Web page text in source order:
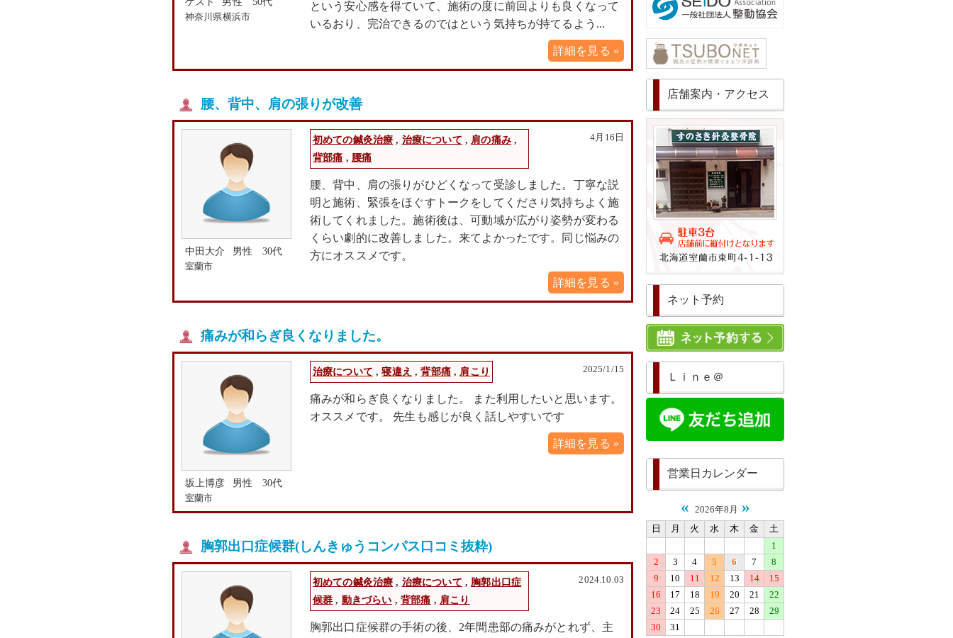
神奈川県横浜市
という安心感を得ていて、施術の度に前回よりも良くなって
いるおり、完治できるのではという気持ちが持てるよう...
詳細を見る »
腰、背中、肩の張りが改善
中田大介 男性 30代
室蘭市
初めての鍼灸治療 , 治療について , 肩の痛み,
背部痛 , 腰痛
4月16日
腰、背中、肩の張りがひどくなって受診しました。丁寧な説
明と施術、緊張をほぐすトークをしてくださり気持ちよく施
術してくれました。施術後は、可動域が広がり姿勢が変わる
くらい劇的に改善しました。来てよかったです。同じ悩みの
方にオススメです。
詳細を見る »
痛みが和らぎ良くなりました。
坂上博彦 男性 30代
室蘭市
治療について ,寝違え ,背部痛, 肩こり 2025/1/15
痛みが和らぎ良くなりました。 また利用したいと思います。
オススメです。 先生も感じが良く話しやすいです
詳細を見る »
胸郭出口症候群(しんきゅうコンパス口コミ抜粋)
初めての鍼灸治療 , 治療について , 胸郭出口症
候群 , 動きづらい ,背部痛 , 肩こり
2024.10.03
胸郭出口症候群の手術の後、2年間患部の痛みがとれず、主
店舗案内・アクセス
ネット予約
Ｌｉｎｅ＠
営業日カレンダー
« 2026年8月 »
日 月 火 水 木 金
土
1
2
3 4 5 6 7
8
9
10 11 12 13 14
15
16
17 18 19 20 21
22
23
24 25 26 27 28
29
30
31